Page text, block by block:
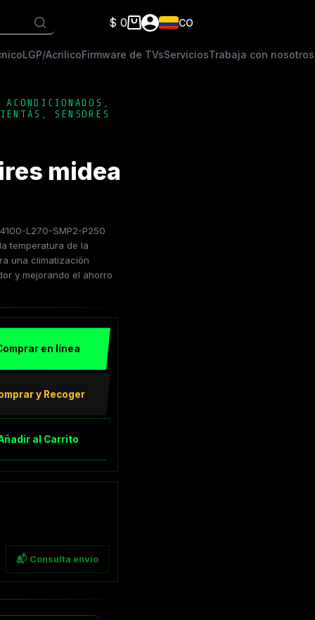
Carro
compra
$ 0 CO
LGP/AcrilicoFirmware de TVsServiciosTrabaja con nosotros
SENSORES
midea
L270-SMP2-P250
temperatura de la
una climatización
y mejorando el ahorro
en línea
y Recoger
al Carrito
📬 Consulta envío